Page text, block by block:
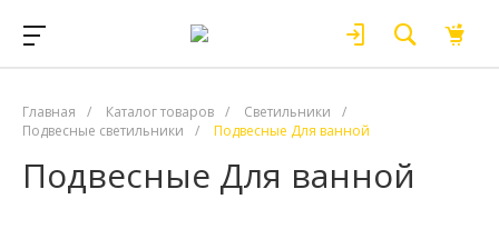
Главная / Каталог товаров / Светильники
/
Подвесные светильники
/ Подвесные Для ванной
Подвесные Для ванной